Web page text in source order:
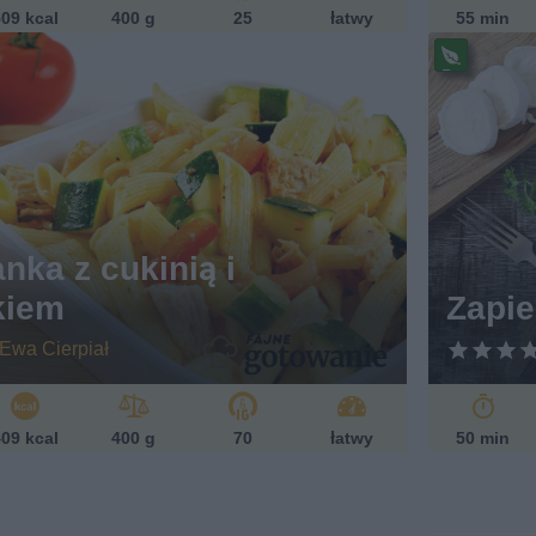
kcal 400 g 25 łatwy 55 min
z cukinią i
Ewa Cierpiał
kcal 400 g 70 łatwy
Pr
ze
s
et
50 min